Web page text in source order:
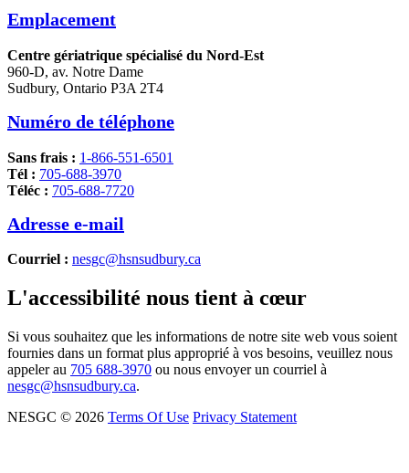
Emplacement
Centre gériatrique spécialisé du Nord-Est
960-D, av. Notre Dame
Sudbury, Ontario P3A 2T4
Numéro de téléphone
Sans frais : 1-866-551-6501
Tél : 705-688-3970
Téléc : 705-688-7720
Adresse e-mail
Courriel : nesgc@hsnsudbury.ca
L'accessibilité nous tient à cœur
Si vous souhaitez que les informations de notre site web vous soient
fournies dans un format plus approprié à vos besoins, veuillez nous
appeler au 705 688-3970 ou nous envoyer un courriel à
nesgc@hsnsudbury.ca.
NESGC © 2026 Terms Of Use Privacy Statement